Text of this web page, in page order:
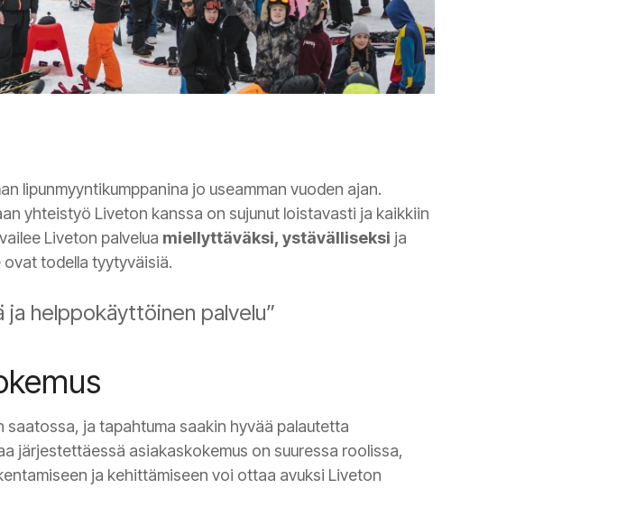
lipunmyyntikumppanina jo useamman vuoden ajan.
yhteistyö Liveton kanssa on sujunut loistavasti ja kaikkiin
Liveton palvelua miellyttäväksi, ystävälliseksi ja
todella tyytyväisiä.
helppokäyttöinen palvelu”
saatossa, ja tapahtuma saakin hyvää palautetta
järjestettäessä asiakaskokemus on suuressa roolissa,
ja kehittämiseen voi ottaa avuksi Liveton